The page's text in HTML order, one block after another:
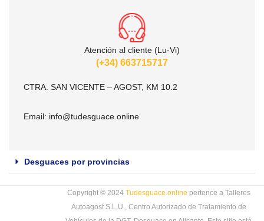
Atención al cliente (Lu-Vi)
(+34) 663715717
CTRA. SAN VICENTE – AGOST, KM 10.2
Email: info@tudesguace.online
Desguaces por provincias
Copyright © 2024 Tudesguace.online pertence a Talleres
Autoagost S.L.U., Centro Autorizado de Tratamiento de